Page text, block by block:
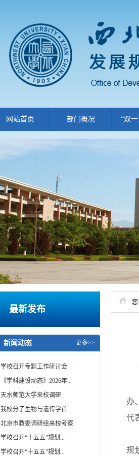
网站首页 部门概况 “双
最新发布
更多>>
新闻动态
学校召开专题工作研讨会
《学科建设动态》2026年...
天水师范大学来校调研
我校分子生物与遗传学首...
北京市教委调研组来校考察
学校召开“十五五”规划...
学校召开“十五五”规划...
您
办
代
规